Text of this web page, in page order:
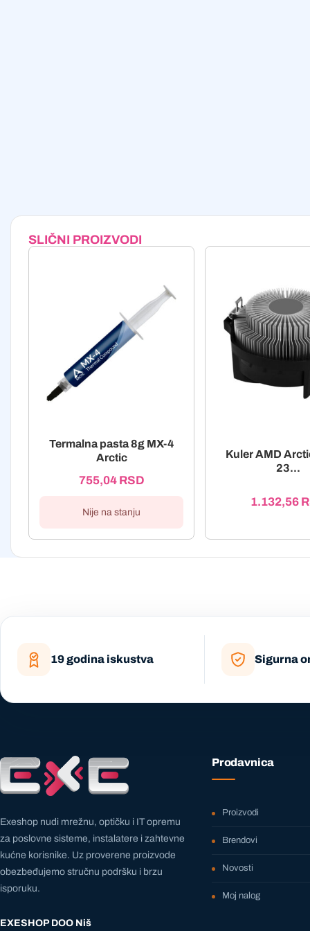
SLIČNI PROIZVODI
Termalna pasta 8g MX-4
Arctic
755,04 RSD
Nije na stanju
Kuler AMD
23...
1.132,56
19 godina iskustva Sigurna
Exeshop nudi mrežnu, optičku i IT opremu
za poslovne sisteme, instalatere i zahtevne
kućne korisnike. Uz proverene proizvode
obezbeđujemo stručnu podršku i brzu
isporuku.
EXESHOP DOO Niš
Prodavnica
Proizvodi
Brendovi
Novosti
Moj nalog